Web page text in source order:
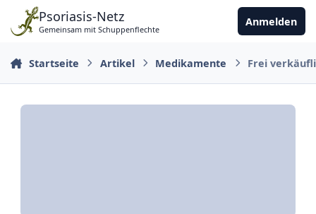
Zu Inhalt springen
Psoriasis-Netz
Gemeinsam mit Schuppenflechte
Anmelden
Startseite Artikel Medikamente Frei